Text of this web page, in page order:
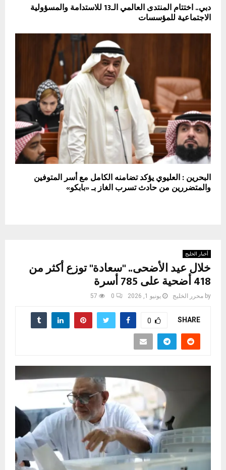
دبي.. اختتام المنتدى العالمي الـ13 للاستدامة والمسؤولية
الاجتماعية للمؤسسات
البحرين : العليوي يؤكد تضامنه الكامل مع أسر المتوفين
والمتضررين من حادث تسرب الغاز بـ «بابكو»
أخبار الخليج
خلال عيد الأضحى.. "سعادة" توزع أكثر من
418 أضحية على 785 أسرة
by محرر الخليج يونيو 1, 2026 0
57
SHARE
0